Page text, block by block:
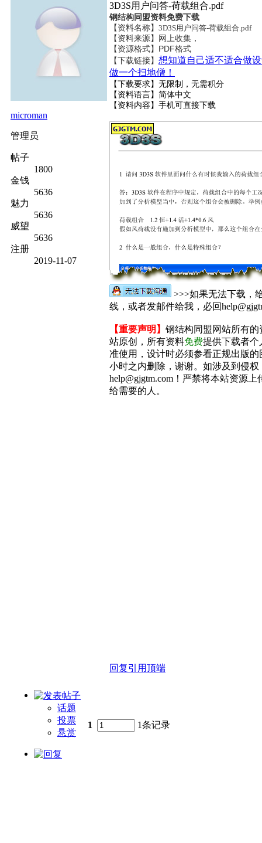
microman
管理员
帖子
1800
金钱
5636
魅力
5636
威望
5636
注册
2019-11-07
3D3S用户问答-荷载组合.pdf
钢结构同盟资料免费下载
【资料名称】 3D3S用户问答-荷载组合.pdf
【资料来源】网上收集，
【资源格式】PDF格式
【下载链接】 想知道自己适不适合做
做一个扫地僧！
【下载要求】无限制，无需积分
【资料语言】简体中文
【资料内容】 手机可直接下载
>>>如果无法下载，
线，或者发邮件给我，必回
【重要声明】 钢结构同盟网站所有
站原创，所有资料免费提供下载者个
准使用，设计时必须参看正规出版
小时之内删除，谢谢。如涉及到侵权
help@gjgtm.com！严禁将本站资源
给需要的人。
回复引用顶端
话题
投票
悬赏
1 1条记录